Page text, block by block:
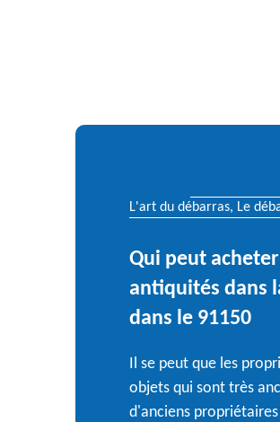
L'art du débarras, Le
Qui peut
antiquités dans
dans le 91150
Il se peut que les
objets qui sont très
d'anciens